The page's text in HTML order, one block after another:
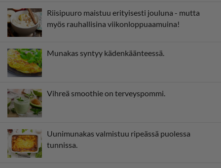
Riisipuuro maistuu erityisesti jouluna - mutta
myös rauhallisina viikonloppuaamuina!
Munakas syntyy kädenkäänteessä.
Vihreä smoothie on terveyspommi.
Uunimunakas valmistuu ripeässä puolessa
tunnissa.